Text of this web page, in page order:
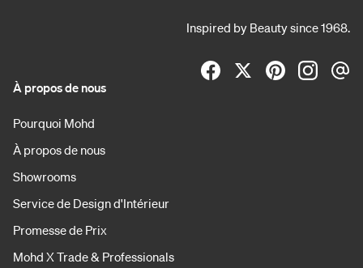
Inspired by Beauty since 1968.
À propos de nous
Pourquoi Mohd
À propos de nous
Showrooms
Service de Design d'Intérieur
Promesse de Prix
Mohd X Trade & Professionals